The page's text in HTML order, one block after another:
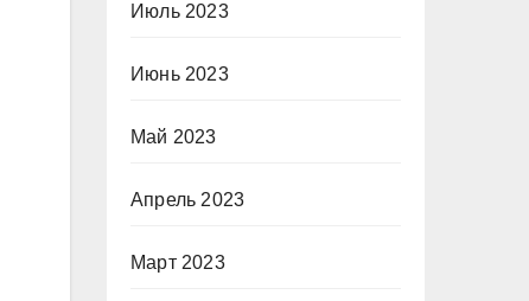
Июль 2023
Июнь 2023
Май 2023
Апрель 2023
Март 2023